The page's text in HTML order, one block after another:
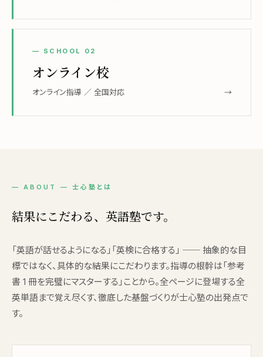
— SCHOOL 02
オンライン校
オンライン指導 ／ 全国対応 →
— ABOUT — 士心塾とは
結果にこだわる、英語塾です。
「英語が話せるようになる」「英検に合格する」 ── 抽象的な目
標ではなく、具体的な結果にこだわります。指導の根幹は「参考
書 1 冊を完璧にマスターする」ことから。全ページに登場する全
英単語まで覚え尽くす、徹底した基盤づくりが士心塾の出発点で
す。